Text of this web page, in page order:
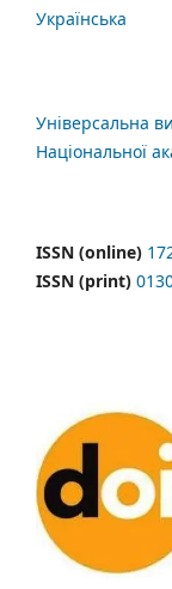
Українська
Універсальна
Національної
ISSN (online)
ISSN (print)